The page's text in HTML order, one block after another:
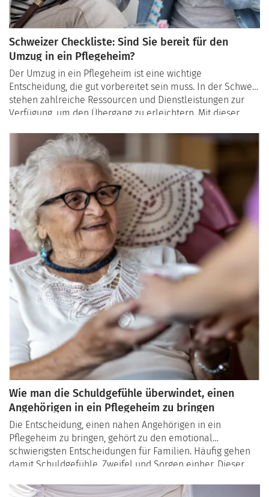
Schweizer Checkliste: Sind Sie bereit für den
Umzug in ein Pflegeheim?
Der Umzug in ein Pflegeheim ist eine wichtige
Entscheidung, die gut vorbereitet sein muss. In der Schweiz
stehen zahlreiche Ressourcen und Dienstleistungen zur
Verfügung, um den Übergang zu erleichtern. Mit dieser
einen Umzug gekommen ist und welche Schritte
erforderlich sind, um alles optimal zu organisieren.
Wie man die Schuldgefühle überwindet, einen
Angehörigen in ein Pflegeheim zu bringen
Die Entscheidung, einen nahen Angehörigen in ein
Pflegeheim zu bringen, gehört zu den emotional
schwierigsten Entscheidungen für Familien. Häufig gehen
damit Schuldgefühle, Zweifel und Sorgen einher. Dieser
und welche Ressourcen in der Schweiz – wie Pro